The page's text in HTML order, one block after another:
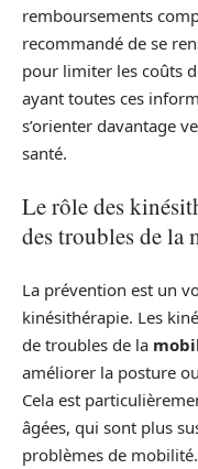
remboursements
recommandé de se
pour limiter les coûts
ayant toutes ces
s’orienter davantage
santé.
Le rôle des
des troubles de la
La prévention est un
kinésithérapie. Les
de troubles de la
améliorer la posture
Cela est
âgées, qui sont plus
problèmes de mobilité.